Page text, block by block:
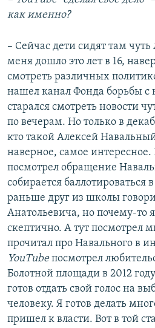
как именно?
– Сейчас дети сидят там чуть
меня дошло это лет в 16,
смотреть различных
нашел канал Фонда борьбы с
старался смотреть новости
по вечерам. Но только в
кто такой Алексей
наверное, самое интересное.
посмотрел обращение
собирается
раньше друг из школы
Анатольевича, но почему-то
скептично. А тут посмотрел
прочитал про Навального в
YouTubeпосмотрел
Болотной площади в 2012
готов отдать свой голос на
человеку. Я готов делать
пришел к власти. Вот в той